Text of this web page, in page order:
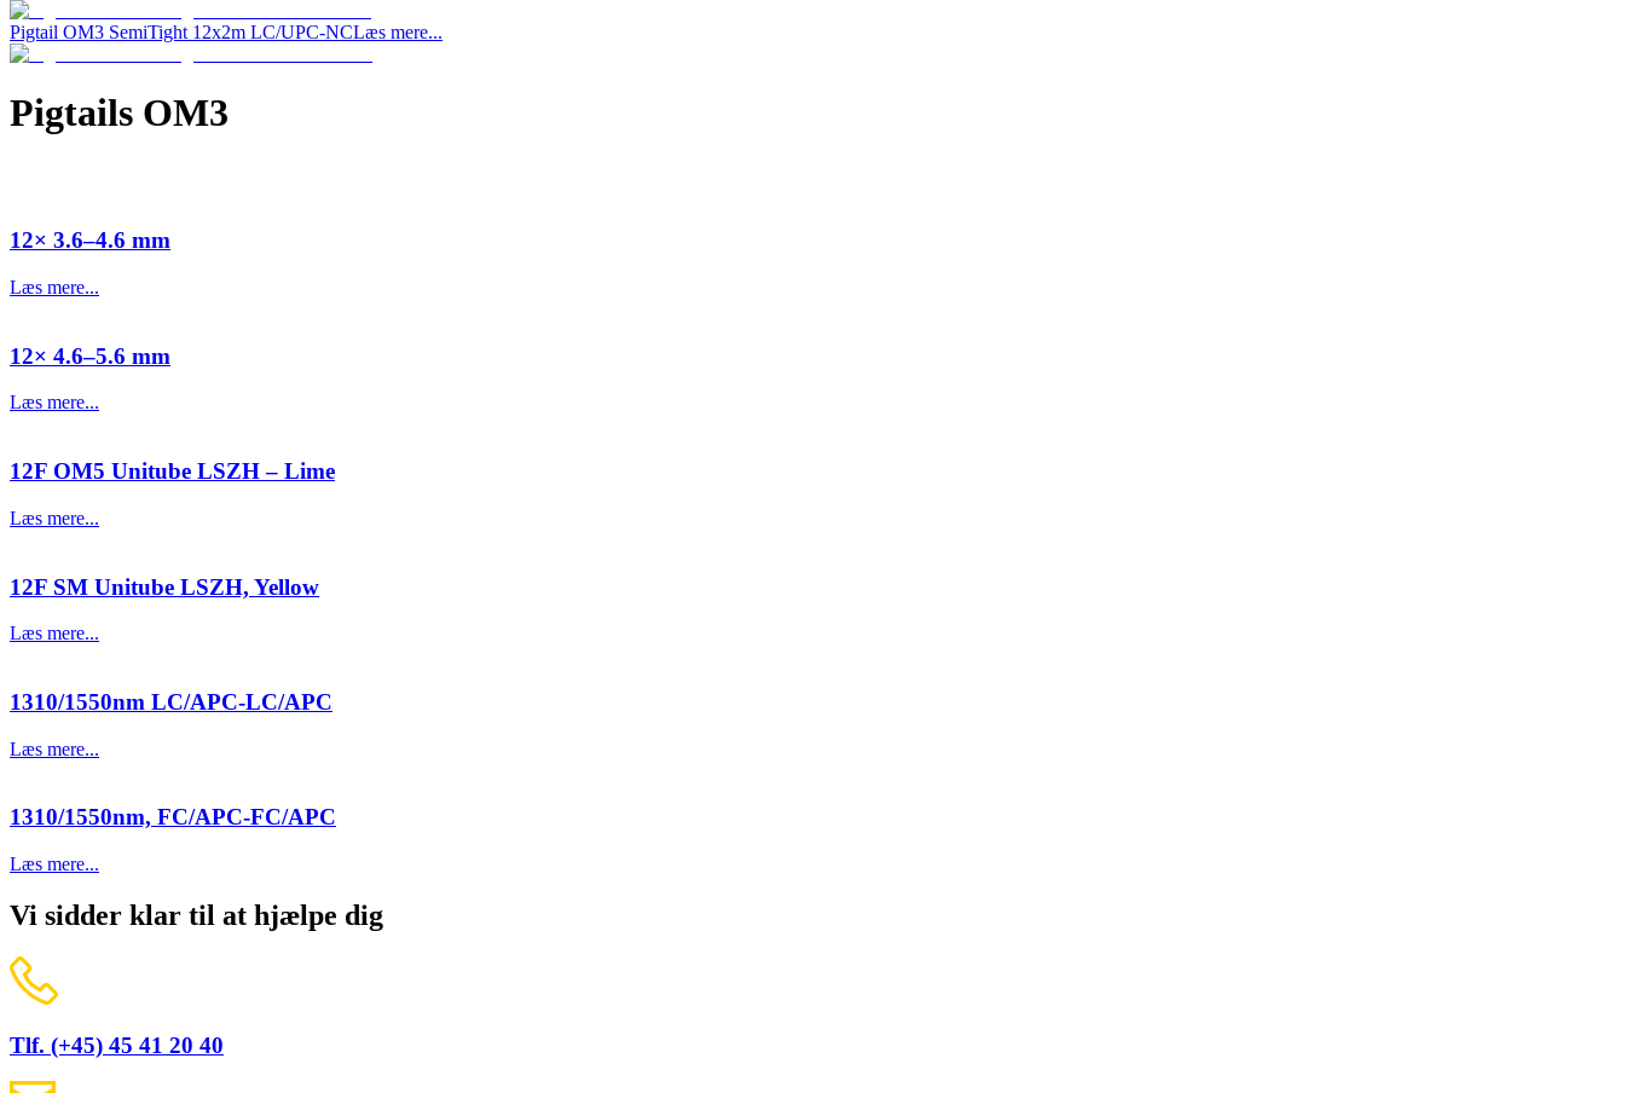
Pigtail OM3 SemiTight 12x2m LC/UPC-NCLæs mere...
Pigtails OM3
12× 3.6–4.6 mm
Læs mere...
12× 4.6–5.6 mm
Læs mere...
12F OM5 Unitube LSZH – Lime
Læs mere...
12F SM Unitube LSZH, Yellow
Læs mere...
1310/1550nm LC/APC-LC/APC
Læs mere...
1310/1550nm, FC/APC-FC/APC
Læs mere...
Vi sidder klar til at hjælpe dig
Tlf. (+45) 45 41 20 40